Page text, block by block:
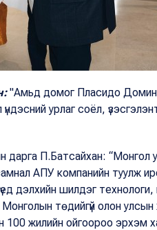
"Амьд домог Пласидо
урлаг соёл,
П.Батсайхан: “Монгол
АПУ компанийн туулж
үед дэлхийн шилдэг
Монголын төдийгүй олон
100 жилийн ойгоороо эрхэм